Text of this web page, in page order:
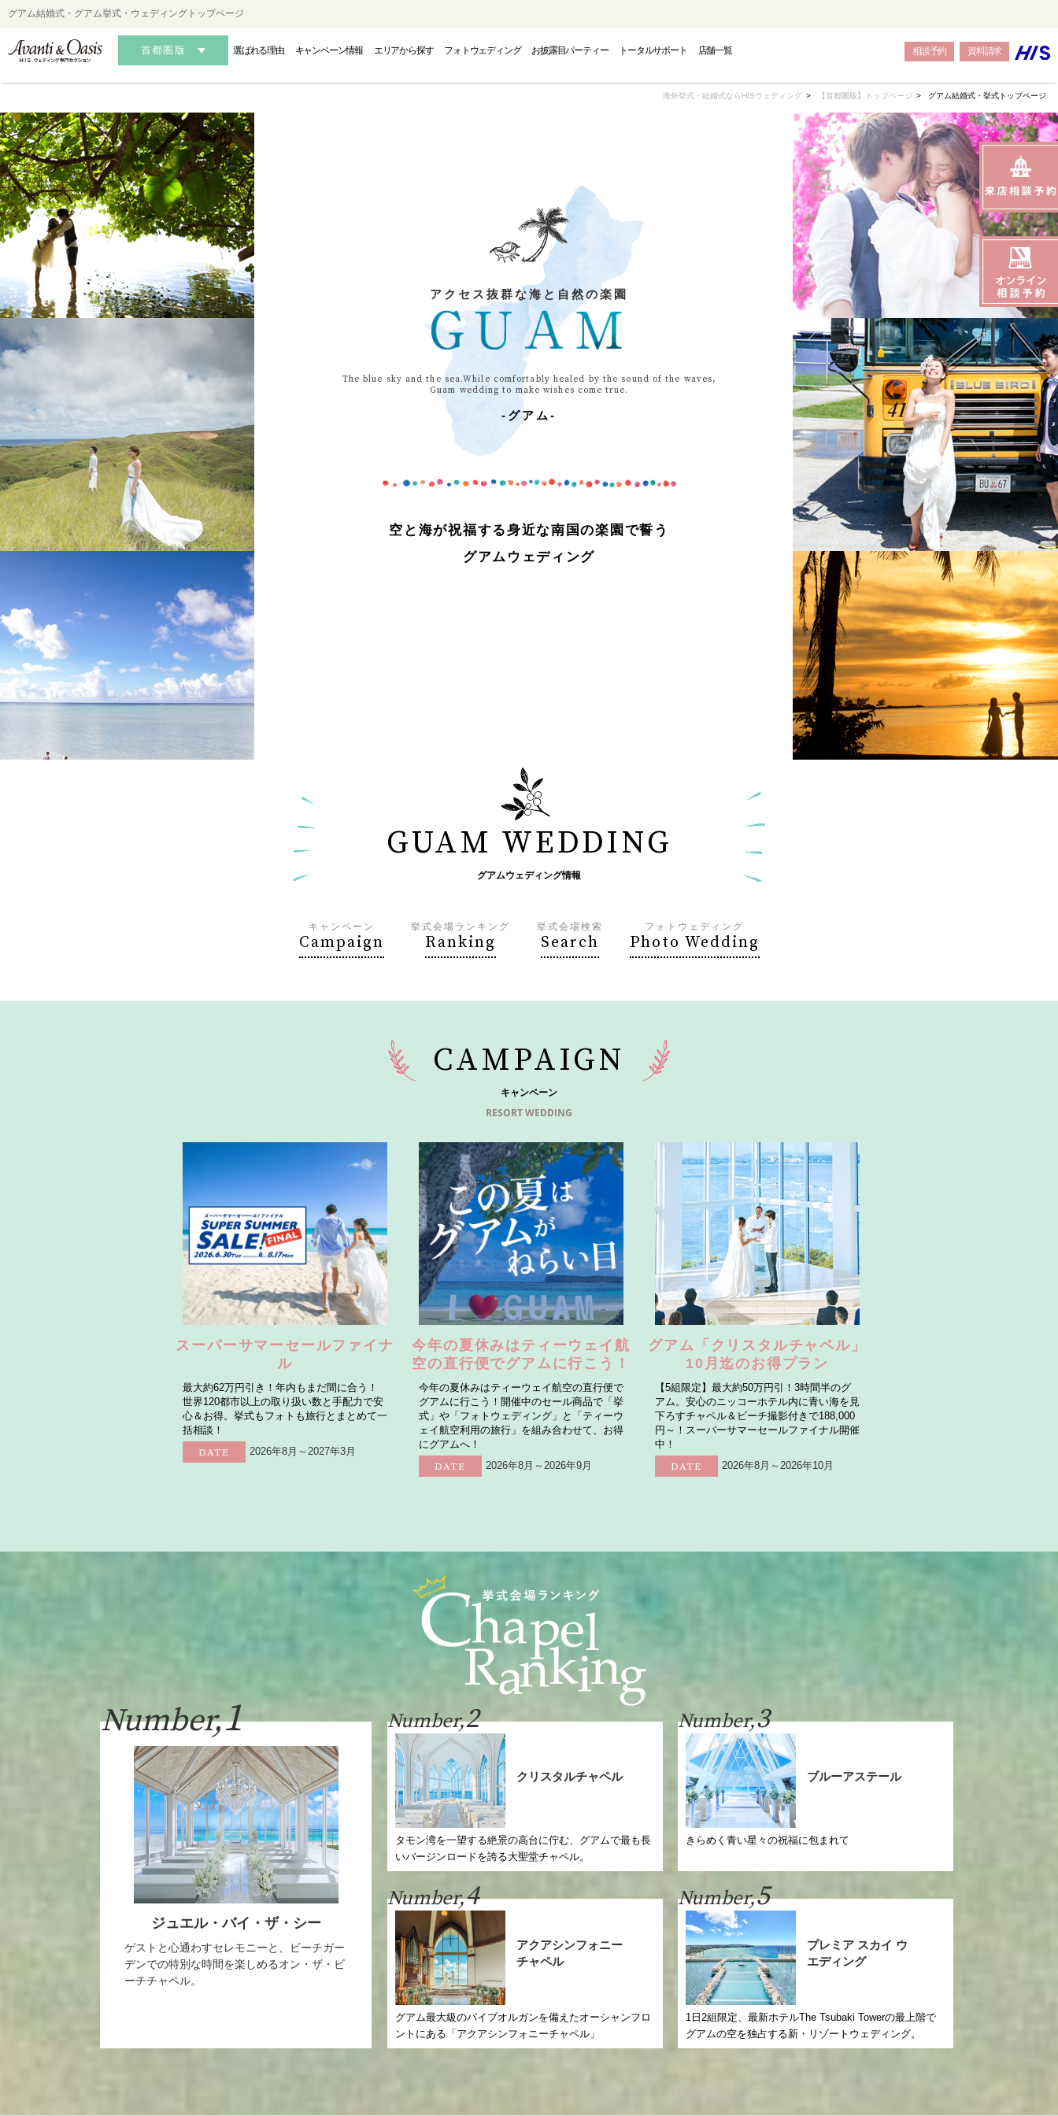
グアム結婚式・グアム挙式・ウェディングトップページ
首都圏版 選ばれる理由 キャンペーン情報
CAMPAIGN
HAWAII
-ハワイ結婚式・挙式-
GUAM
-グアム結婚式・挙式-
BALI
-バリ島結婚式・挙式-
AUSTRALIA
ド結婚式・挙式-
MALDIVES・SOUTH PACIFIC AMERICA
-アメリカ・カリブ
結婚式・挙式-
JAPAN
-その他国内結婚式・挙式-
エリアから探す
AREA
HAWAII
-ハワイ結婚式・挙式-
GUAM
-グアム結婚式・挙式-
BALI
-バリ島結婚式・挙式-
AUSTRALIA
ド結婚式・挙式-
MALDIVES・SOUTH PACIFIC AMERICA
-アメリカ・カリブ
結婚式・挙式-
JAPAN
-その他国内結婚式・挙式-
フォトウェディング
PHOTO WEDDING
HAWAII
-ハワイフォトウェディング-
GUAM
-グアムフォトウェディング- -ヨーロッパフォトウェディング-
BALI
-バリ島フォトウェディング-
AUSTRALIA
ド フォトウェディング-
MALDIVES・SOUTH PACIFIC AMERICA
-アメリカ・カリブフォトウェディ
ング-
JAPAN
-その他国内フォトウェディング-
お披露目パーティー トータルサポート 店舗一覧 相談予約 資料請求
海外挙式・結婚式ならHISウェディング 【首都圏版】トップページ グアム結婚式・挙式トップページ
アクセス抜群な海と自然の楽園
The blue sky and the sea.While comfortably healed by the sound of the waves,
Guam wedding to make wishes come true.
-グアム-
空と海が祝福する身近な南国の楽園で誓う
グアムウェディング
GUAM WEDDING
グアムウェディング情報
キャンペーン
Campaign
挙式会場ランキング
Ranking
挙式会場検索
Search
フォトウェディング
Photo Wedding
CAMPAIGN
キャンペーン
RESORT WEDDING
スーパーサマーセールファイナ
ル
最大約62万円引き！年内もまだ間に合う！
世界120都市以上の取り扱い数と手配力で安
心＆お得。挙式もフォトも旅行とまとめて一
括相談！
DATE 2026年8月～2027年3月
今年の夏休みはティーウェイ航
空の直行便でグアムに行こう！
今年の夏休みはティーウェイ航空の直行便で
グアムに行こう！開催中のセール商品で「挙
式」や「フォトウェディング」と「ティーウ
ェイ航空利用の旅行」を組み合わせて、お得
にグアムへ！
DATE 2026年8月～2026年9月
グアム「クリスタルチャペル」
10月迄のお得プラン
【5組限定】最大約50万円引！3時間半のグ
アム。安心のニッコーホテル内に青い海を見
下ろすチャペル＆ビーチ撮影付きで188,000
円～！スーパーサマーセールファイナル開催
中！
DATE 2026年8月～2026年10月
Number,1
ジュエル・バイ・ザ・シー
ゲストと心通わすセレモニーと、ビーチガー
デンでの特別な時間を楽しめるオン・ザ・ビ
ーチチャペル。
Number,2
クリスタルチャペル
タモン湾を一望する絶景の高台に佇む、グアムで最も長
いバージンロードを誇る大聖堂チャペル。
Number,3
ブルーアステール
きらめく青い星々の祝福に包まれて
Number,4
アクアシンフォニー
チャペル
グアム最大級のパイプオルガンを備えたオーシャンフロ
ントにある「アクアシンフォニーチャペル」
Number,5
プレミア スカイ ウ
エディング
1日2組限定、最新ホテルThe Tsubaki Towerの最上階で
グアムの空を独占する新・リゾートウェディング。